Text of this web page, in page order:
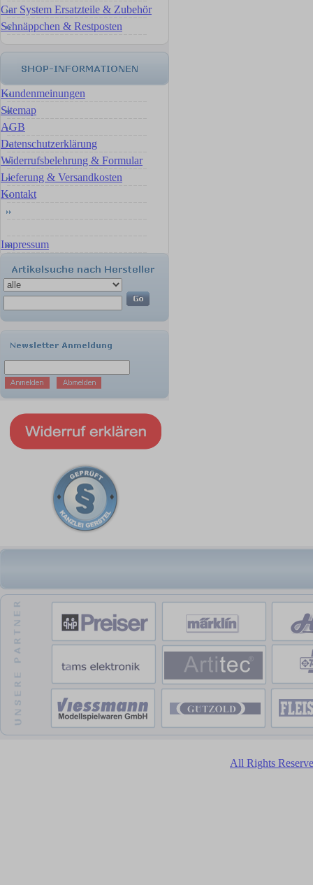
Car System Ersatzteile & Zubehör
Schnäppchen & Restposten
Kundenmeinungen
Sitemap
AGB
Datenschutzerklärung
Widerrufsbelehrung & Formular
Lieferung & Versandkosten
Kontakt
Impressum
All Rights